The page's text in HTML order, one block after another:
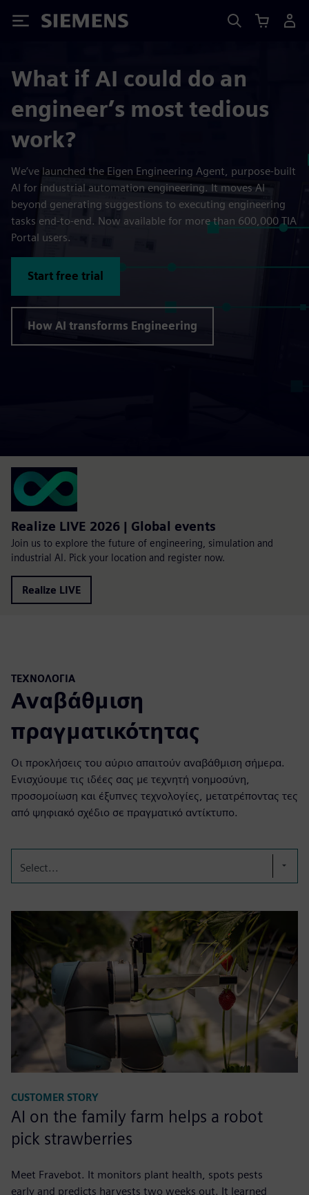
Siemens
What if AI could do an
engineer’s most tedious
work?
We’ve launched the Eigen Engineering Agent, purpose-built
AI for industrial automation engineering. It moves AI
beyond generating suggestions to executing engineering
tasks end-to-end. Now available for more than 600,000 TIA
Portal users.
Start free trial
How AI transforms Engineering
Realize LIVE 2026 | Global events
Join us to explore the future of engineering, simulation and
industrial AI. Pick your location and register now.
Realize LIVE
ΤΕΧΝΟΛΟΓΊΑ
Αναβάθμιση
πραγματικότητας
Οι προκλήσεις του αύριο απαιτούν αναβάθμιση σήμερα.
Ενισχύουμε τις ιδέες σας με τεχνητή νοημοσύνη,
προσομοίωση και έξυπνες τεχνολογίες, μετατρέποντας τες
από ψηφιακό σχέδιο σε πραγματικό αντίκτυπο.
Select...
CUSTOMER STORY
AI on the family farm helps a robot
pick strawberries
Meet Fravebot. It monitors plant health, spots pests
early and predicts harvests two weeks out. It learned